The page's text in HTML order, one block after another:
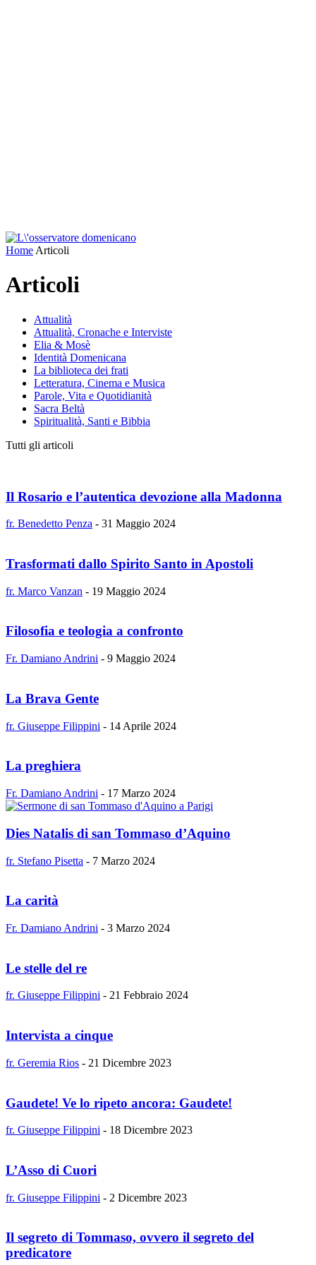
Home Articoli
Articoli
Attualità
Attualità, Cronache e Interviste
Elia & Mosè
Identità Domenicana
La biblioteca dei frati
Letteratura, Cinema e Musica
Parole, Vita e Quotidianità
Sacra Beltà
Spiritualità, Santi e Bibbia
Tutti gli articoli
Il Rosario e l’autentica devozione alla Madonna
fr. Benedetto Penza - 31 Maggio 2024
Trasformati dallo Spirito Santo in Apostoli
fr. Marco Vanzan - 19 Maggio 2024
Filosofia e teologia a confronto
Fr. Damiano Andrini - 9 Maggio 2024
La Brava Gente
fr. Giuseppe Filippini - 14 Aprile 2024
La preghiera
Fr. Damiano Andrini - 17 Marzo 2024
Dies Natalis di san Tommaso d’Aquino
fr. Stefano Pisetta - 7 Marzo 2024
La carità
Fr. Damiano Andrini - 3 Marzo 2024
Le stelle del re
fr. Giuseppe Filippini - 21 Febbraio 2024
Intervista a cinque
fr. Geremia Rios - 21 Dicembre 2023
Gaudete! Ve lo ripeto ancora: Gaudete!
fr. Giuseppe Filippini - 18 Dicembre 2023
L’Asso di Cuori
fr. Giuseppe Filippini - 2 Dicembre 2023
Il segreto di Tommaso, ovvero il segreto del
predicatore